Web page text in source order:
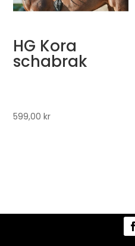
HG Kora
schabrak
599,00kr